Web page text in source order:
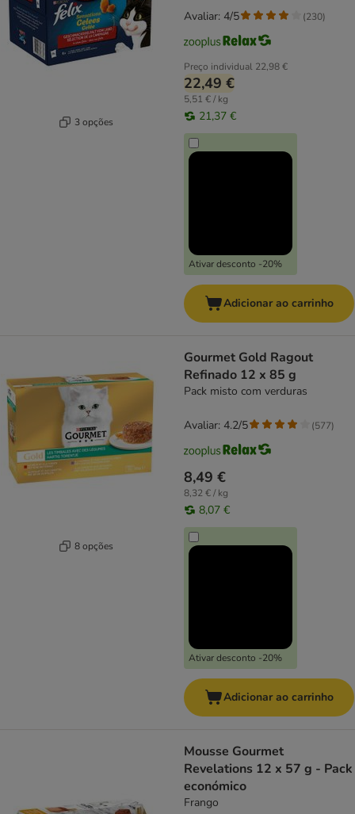
3 opções
Preço individual 22,98 €
22,49 €
5,51 € / kg
21,37 €
Ativar desconto -20%
Avaliar: 4/5 (230)
Adicionar ao carrinho
8 opções
Gourmet Gold Ragout
Refinado 12 x 85 g
Pack misto com verduras
8,49 €
8,32 € / kg
8,07 €
Ativar desconto -20%
Avaliar: 4.2/5 (577)
Adicionar ao carrinho
Mousse Gourmet
Revelations 12 x 57 g - Pack
económico
Frango